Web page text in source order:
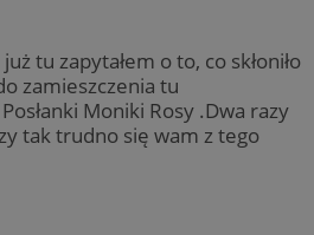
tu zapytałem o to, co skłoniło
zamieszczenia tu
Moniki Rosy .Dwa razy
tak trudno się wam z tego